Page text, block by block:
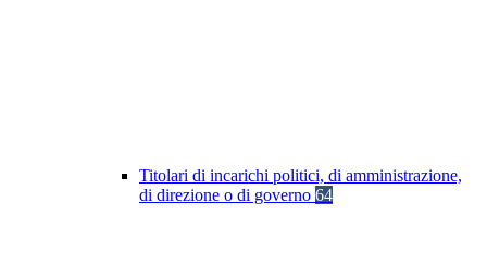
Titolari di incarichi politici, di amministrazione,
di direzione o di governo 64